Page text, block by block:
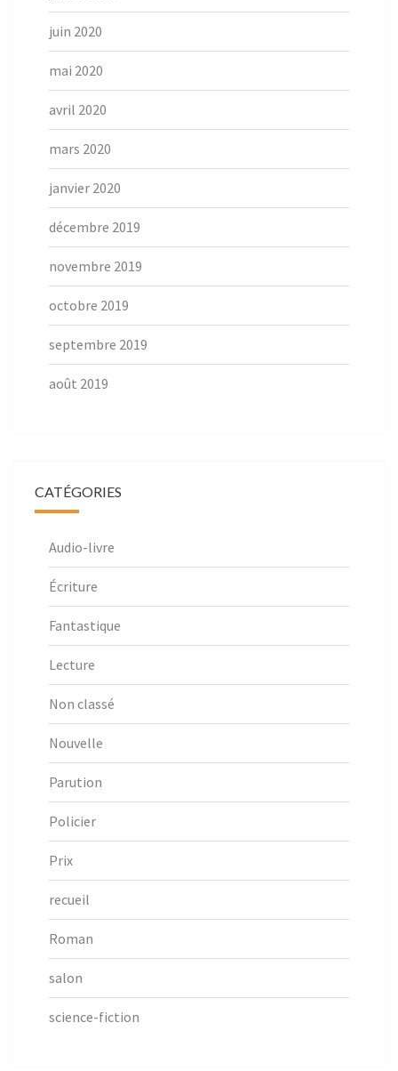
juin 2020
mai 2020
avril 2020
mars 2020
janvier 2020
décembre 2019
novembre 2019
octobre 2019
septembre 2019
août 2019
CATÉGORIES
Audio-livre
Écriture
Fantastique
Lecture
Non classé
Nouvelle
Parution
Policier
Prix
recueil
Roman
salon
science-fiction